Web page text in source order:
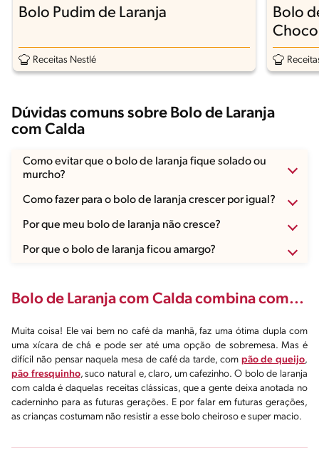
Bolo Pudim de Laranja
Receitas Nestlé
Bolo
Dúvidas comuns sobre Bolo de Laranja
com Calda
Como evitar que o bolo de laranja fique solado ou
murcho?
Para o bolo de laranja não solar, a dica é pré-aquecer o forno antes
de começar a fazer a receita e sempre deixar a temperatura
superfície do bolo rapidamente, impedindo que ele cresça. Outra dica
que os ingredientes estejam incorporados. E para o bolo não murchar,
Como fazer para o bolo de laranja crescer por igual?
Para o crescimento igual, o fogo do forno deve estar regulado –
porque pode acontecer de a chama estar mais forte de um lado do que
errada (torta), ou o fogão estar desnivelado.
Por que meu bolo de laranja não cresce?
É importante verificar se os ingredientes foram usados nas proporções
indicadas e se o tamanho da forma é o recomendado. Pode acontecer
Por que o bolo de laranja ficou amargo?
a amargar a massa e a calda.
Bolo de Laranja com Caldacombina com...
Muita coisa! Ele vai bem no café da manhã, faz uma ótima dupla com
uma xícara de chá e pode ser até uma opção de sobremesa. Mas é
difícil não pensar naquela mesa de café da tarde, com pão de queijo,
pão fresquinho, suco natural e, claro, um cafezinho. O bolo de laranja
com calda é daquelas receitas clássicas, que a gente deixa anotada no
caderninho para as futuras gerações. E por falar em futuras gerações,
as crianças costumam não resistir a esse bolo cheiroso e super macio.